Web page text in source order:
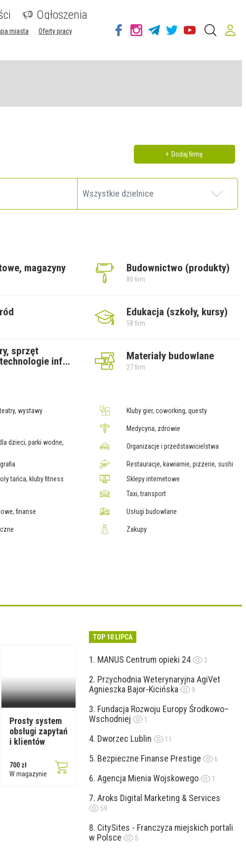
Ogłoszenia
miasta
Oferty pracy
Dodaj firmę
magazyny Budownictwo (produkty)
80 firm
Edukacja (szkoły, kursy)
58 firm
sprzęt
inf... Materiały budowlane
27 firm
wystawy Kluby gier, coworking, questy
Medycyna, zdrowie
dzieci, parki wodne,
Organizacje i przedstawicielstwa
Restauracje, kawiarnie, pizzerie, sushi
tańca, kluby fitness
Sklepy internetowe
Taxi, transport
finanse Usługi budowlane
Zakupy
Prosty system
obsługi zapytań
i klientów
700 zł
W magazynie
TOP 10 LIPCA
MANUS Centrum opieki 24 2
Przychodnia Weterynaryjna AgiVet
Agnieszka Bajor-Kicińska
9
Fundacja Rozwoju Europy Środkowo–
Wschodniej
1
Dworzec Lublin 11
Bezpieczne Finanse Prestige 6
Agencja Mienia Wojskowego 1
Aroks Digital Marketing & Services
59
CitySites - Franczyza miejskich portali
w Polsce
5